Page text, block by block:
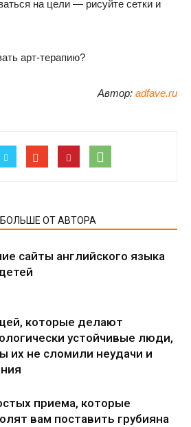
на цели — рисуйте сетки и
арт-терапию?
Автор: adfave.ru
БОЛЬШЕ ОТ АВТОРА
сайты английского языка
которые делают
устойчивые люди,
их не сломили неудачи и
приема, которые
вам поставить грубияна